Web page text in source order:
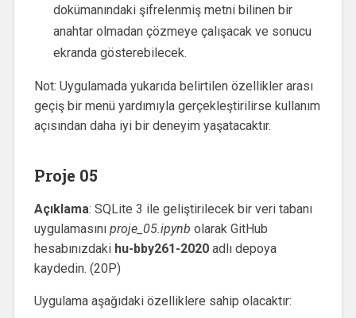
dokümanındaki şifrelenmiş metni bilinen bir
anahtar olmadan çözmeye çalışacak ve sonucu
ekranda gösterebilecek.
Not: Uygulamada yukarıda belirtilen özellikler arası
geçiş bir menü yardımıyla gerçekleştirilirse kullanım
açısından daha iyi bir deneyim yaşatacaktır.
Proje 05
Açıklama: SQLite 3 ile geliştirilecek bir veri tabanı
uygulamasını proje_05.ipynb olarak GitHub
hesabınızdaki hu-bby261-2020adlı depoya
kaydedin. (20P)
Uygulama aşağıdaki özelliklere sahip olacaktır: